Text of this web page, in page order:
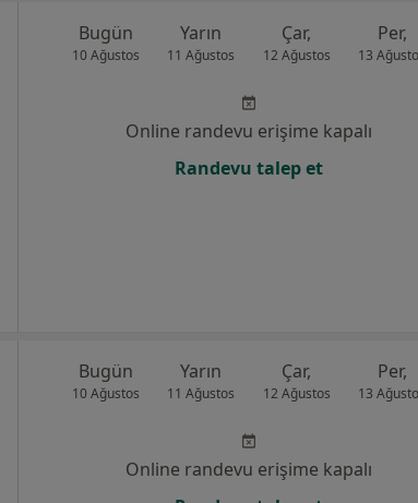
Bugün
10 Ağustos
Yarın
11 Ağustos
Çar,
12 Ağustos
Per,
13
Online randevu erişime kapalı
Randevu talep et
Bugün
10 Ağustos
Yarın
11 Ağustos
Çar,
12 Ağustos
Per,
13
Online randevu erişime kapalı